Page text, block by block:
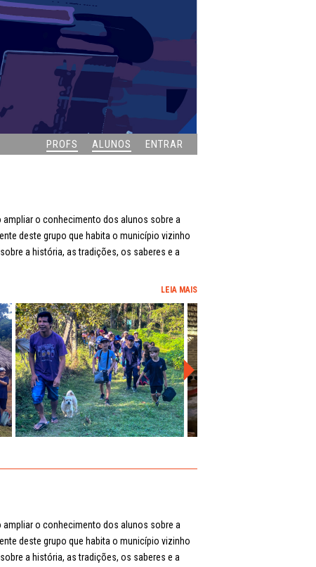
ENTRAR
ALUNOS
PROFS
ampliar o conhecimento dos alunos sobre a
deste grupo que habita o município vizinho
a história, as tradições, os saberes e a
LEIA MAIS
ampliar o conhecimento dos alunos sobre a
deste grupo que habita o município vizinho
a história, as tradições, os saberes e a